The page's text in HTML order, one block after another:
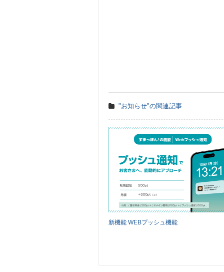
"お知らせ"の関連記事
新機能 WEBプッシュ機能